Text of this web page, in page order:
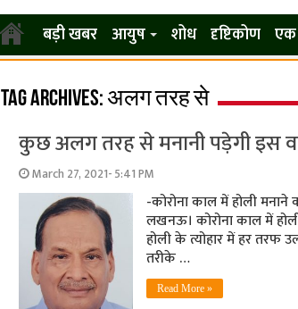
बड़ी खबर आयुष शोध दृष्टिकोण एक
Tag Archives:अलग तरह से
कुछ अलग तरह से मनानी पड़ेगी इस
March 27, 2021- 5:41 PM
-कोरोना काल में होली मनाने
लखनऊ। कोरोना काल में
होली के त्योहार में हर तरफ
तरीके …
Read More »